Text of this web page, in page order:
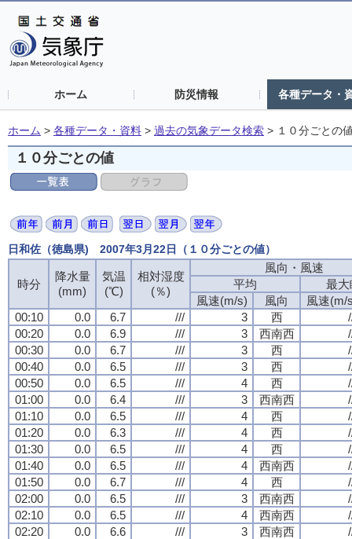
ホーム 防災情報 各種データ・
ホーム > 各種データ・資料 > 過去の気象データ検索 > １０分ごとの
１０分ごとの値
日和佐（徳島県) 2007年3月22日（１０分ごとの値）
時分
降水量
(mm)
気温
(℃)
相対湿度
(％)
風向・風速
平均
最大
風速(m/s)
風向
風速(m/
00:10
0.0 6.7 /// 3 西
00:20
0.0 6.9 /// 3 西南西
00:30
0.0 6.7 /// 3 西
00:40
0.0 6.5 /// 3 西
00:50
0.0 6.5 /// 4 西
01:00
0.0 6.4 /// 3 西南西
01:10
0.0 6.5 /// 4 西
01:20
0.0 6.3 /// 4 西
01:30
0.0 6.5 /// 4 西
01:40
0.0 6.5 /// 4 西南西
01:50
0.0 6.7 /// 4 西
02:00
0.0 6.5 /// 3 西南西
02:10
0.0 6.5 /// 4 西南西
02:20
0.0 6.6 /// 3 西南西